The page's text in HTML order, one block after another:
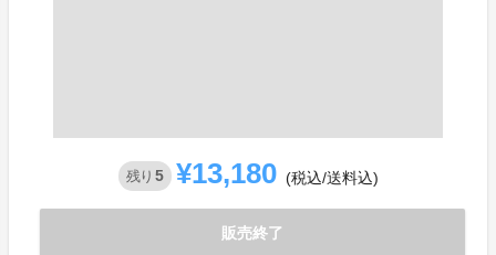
残り 5 ¥13,180 (税込/送料込)
販売終了